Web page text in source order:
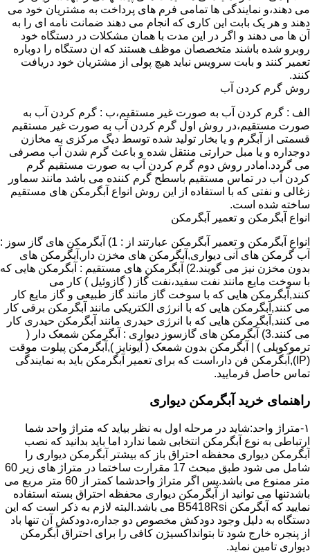
می دهند،و نمایندگی ها تمامی فرم های پرداخت به مشتریان خود می
دهند و هر یک بابت این کاری که انجام می دهند ضمانت نامه ای را به
آن ها می دهند و اگر در این مدت با همان مشکلات در دستگاه خود
روبرو شده باشند متخصصان موظف هستند که ان دستگاه را دوباره
تعمیر کنند و بابت سرویس نباید هیچ پولی از مشتریان خود دریافت
کنند.
روش گرم کردن آب
الف : گرم کردن آب به صورت غیر مستقیم،ب : گرم کردن آب به
صورت مستقیم،در روش اول گرم کردن آب به صورت غیر مستقیم
قسمتی از آبگرم و یا بخار تولید شده توسط دیگ مرکزی به مخازن
دوجداره و یا مبل حرارتی منتقل شده و باعث گرم شدن آب مصرفی
می گردد.امادر روش دوم گرم کردن آب به صورت مستقیم گرم
کردن آب در تماس مستقیم باسطح گرم کننده می باشد مانند سماور
زغالی و نفتی که با استفاده از این روش انواع آبگرمکن های مستقیم
ساخته شده است.
انواع آبگرمکن و تعمیر آبگرمکن
انواع آبگرمکن و تعمیر آبگرمکن عبارتند از : 1) آبگرمکن های گاز سوز :
آب گرمکن های آنی دیواری,آبگرمکن های مخزن دار,آبگرمکن های
بدون مخزن نیز می گویند.2) آبگرمکن های مستقیم : آبگرمکن هایی که
با سوخت مایع مانند نفت سفید،نفت گاز ( گازوئیل ) کار می
کنند,آبگرمکن هایی که با سوخت گاز مانند گاز طبیعی و گاز مایع کار
می کنند,آبگرمکن هایی که با انرژی الکتریکی مانند آبگرمکن برقی کار
می کنند,آبگرمکن هایی که با انرژی حیدری مانند آبگرمکن حیدری کار
می کنند.3) آبگرمکن های گازسوز دیواری : آبگرمکن شمعک دار (
ترموکوپلی ) | آبگرمکن بدون شمعک ( آیونایز ),آبگرمکن پیلوت موقت
(IP),آبگرمکن فن دار،است که برای تعمیر آبگرمکن باید به نمایندگی
تماس حاصل فرمایید.
راهنمای خرید آبگرمکن دیواری
۱-متراژ واحد:شاید در مرحله اول به نظر بیاید که متراژ واحد شما
ارتباطی به نوع آبگرمکن انتخابی شما ندارد اما باید بدانید که نصب
آبگرمکن دیواری محفظه احتراق باز که بیشتر آبگرمکن دیواری را
شامل می شود طبق مبحث 17 مقرارت ساختما در متراژ های زیر 60
متر ممنوع می باشد.پس اگر متراژ واحدشما کمتر از 60 متر مربع می
باشدتنها می توانید از آبگرمکن دیواری محفظه احتراق بسته استفاده
نمایید که آبگرمکن B5418Rsi می باشد.البته لازم به ذکر است که این
دستگاه به دلیل وجود دودکش مخصوص دو جداره،دودکش آن تنها باد
از پنجره خارج شود تا بتوانداکسیژن کافی را برای احتراق آبگرمکن
دیواری تامین نماید.